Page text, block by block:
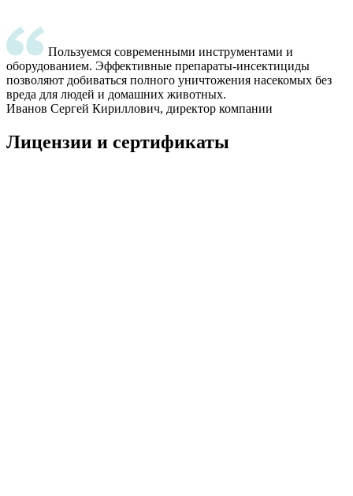
Пользуемся современными инструментами и
оборудованием. Эффективные препараты-инсектициды
позволяют добиваться полного уничтожения насекомых без
вреда для людей и домашних животных.
Иванов Сергей Кириллович, директор компании
Лицензии и сертификаты